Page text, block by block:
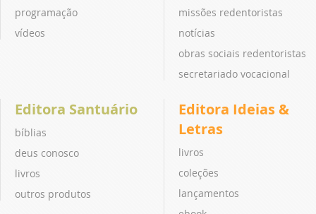
programação
vídeos
missões redentoristas
notícias
obras sociais redentoristas
secretariado vocacional
Editora Santuário
bíblias
deus conosco
livros
outros produtos
Editora Ideias &
Letras
livros
coleções
lançamentos